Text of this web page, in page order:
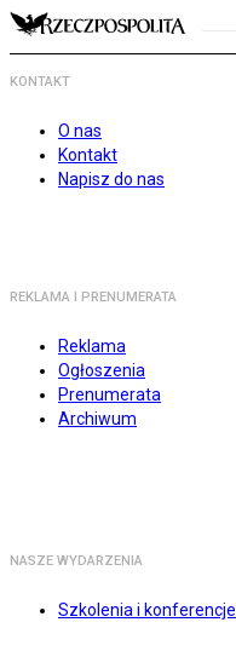
KONTAKT
O nas
Kontakt
Napisz do nas
REKLAMA I PRENUMERATA
Reklama
Ogłoszenia
Prenumerata
Archiwum
NASZE WYDARZENIA
Szkolenia i konferencje